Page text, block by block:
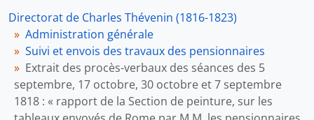
Directorat de Charles Thévenin (1816-1823)
Administration générale
Suivi et envois des travaux des pensionnaires
Extrait des procès-verbaux des séances des 5
septembre, 17 octobre, 30 octobre et 7 septembre
1818 : « rapport de la Section de peinture, sur les